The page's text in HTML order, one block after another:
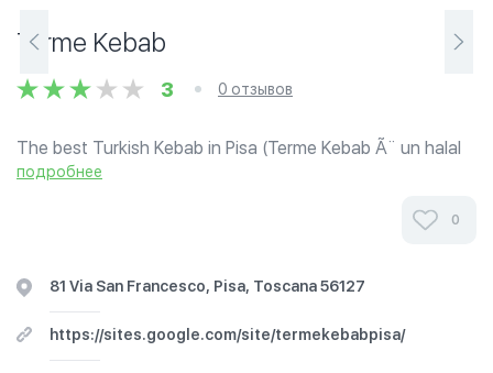
Terme Kebab
3 0 отзывов
The best Turkish Kebab in Pisa (Terme Kebab Ã¨ un halal
venditore fast food si trova a Pisa. Vendiamo meglio Doner
подробнее
0
81 Via San Francesco, Pisa, Toscana 56127
https://sites.google.com/site/termekebabpisa/